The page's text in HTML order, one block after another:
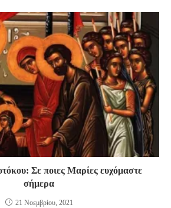
Σε ποιες Μαρίες ευχόμαστε
σήμερα
21 Νοεμβρίου, 2021